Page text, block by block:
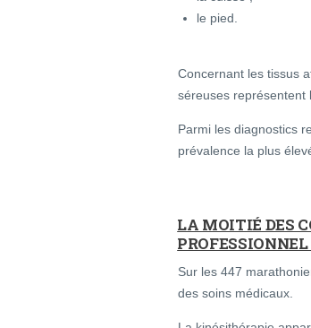
le pied.
Concernant les tissus
séreuses représentent
Parmi les diagnostics
prévalence la plus
LA MOITIÉ DES
Sur les 447
des soins médicaux.